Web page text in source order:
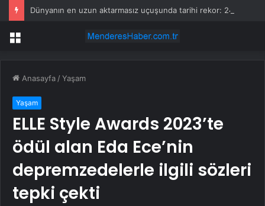
Menü
Anasayfa /Yaşam
Yaşam
ELLE Style Awards 2023’te
ödül alan Eda Ece’nin
depremzedelerle ilgili sözleri
tepki çekti